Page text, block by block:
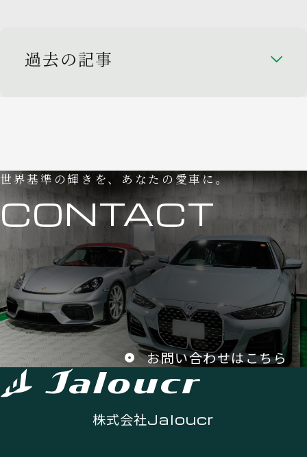
過去の記事
世界基準の輝きを、あなたの愛車に。
CONTACT
お問い合わせはこちら
株式会社Jaloucr